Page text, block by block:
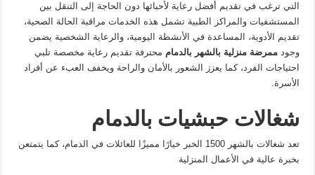
التي ترغب في تقديم أفضل رعاية لأحبائها دون الحاجة إلى التنقل بين
المستشفيات والمراكز الطبية تشمل هذه الخدمات مراقبة الحالة الصحية،
تقديم الأدوية، المساعدة في الأنشطة اليومية، والرعاية الشخصية يضمن
وجودممرضة منزلية بالشهر بالدمام محترفة تقديم رعاية مخصصة تلبي
احتياجات الفرد، كما يعزز الشعور بالأمان والراحة ويخفف العبء عن أفراد
الأسرة.
شغالات حبشيات بالدمام
تعد شغالات بالشهر 1500 الخبر خيارًا مميزًا للعائلات في الدمام، كما يتمتعن
بخبرة عالية في الأعمال المنزلية